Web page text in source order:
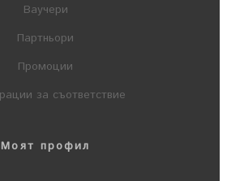
Ваучери
Партньори
Промоции
за съответствие
Моят профил